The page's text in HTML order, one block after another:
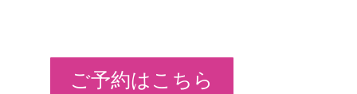
ご予約はこちら